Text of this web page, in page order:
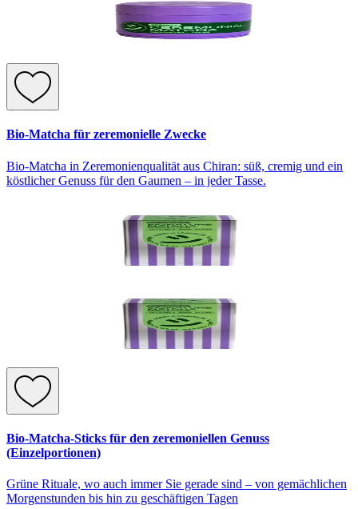
Bio-Matcha für zeremonielle Zwecke
Bio-Matcha in Zeremonienqualität aus Chiran: süß, cremig und ein
köstlicher Genuss für den Gaumen – in jeder Tasse.
Bio-Matcha-Sticks für den zeremoniellen Genuss
(Einzelportionen)
Grüne Rituale, wo auch immer Sie gerade sind – von gemächlichen
Morgenstunden bis hin zu geschäftigen Tagen